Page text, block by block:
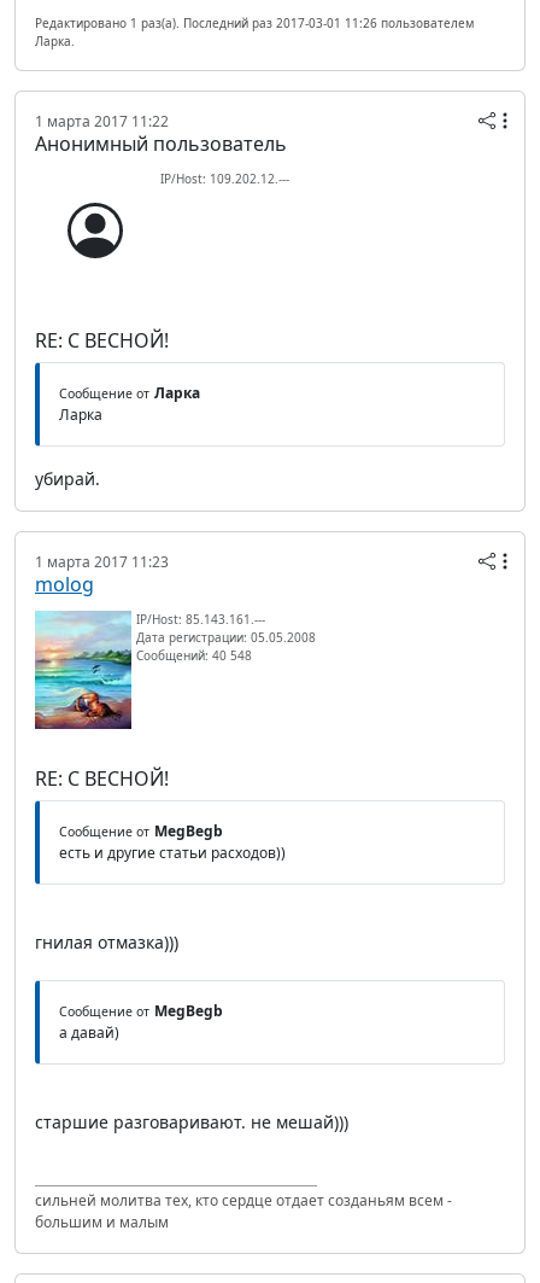
Редактировано 1 раз(а). Последний раз 2017-03-01 11:26 пользователем
Ларка.
1 марта 2017 11:22
Анонимный пользователь
IP/Host: 109.202.12.---
RE: С ВЕСНОЙ!
Сообщение от Ларка
Ларка
убирай.
1 марта 2017 11:23
molog
IP/Host: 85.143.161.---
Дата регистрации: 05.05.2008
Сообщений: 40 548
RE: С ВЕСНОЙ!
Сообщение от MegBegb
есть и другие статьи расходов))
гнилая отмазка)))
Сообщение от MegBegb
а давай)
старшие разговаривают. не мешай)))
сильней молитва тех, кто сердце отдает созданьям всем -
большим и малым